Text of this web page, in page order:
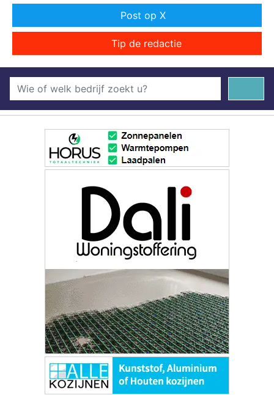
Post op X
Tip de redactie